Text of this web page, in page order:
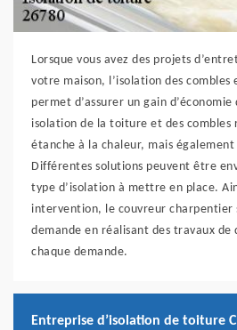
Lorsque vous avez des projets
votre maison, l’isolation des
permet d’assurer un gain
isolation de la toiture et des
étanche à la chaleur, mais également
Différentes solutions peuvent être
type d’isolation à mettre en place.
intervention, le couvreur charpentier
demande en réalisant des travaux
chaque demande.
Entreprise d’isolation de toiture